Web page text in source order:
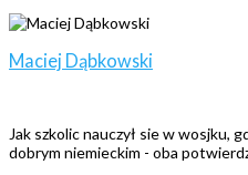
Maciej Dąbkowski
Jak szkolic nauczył sie w wosjku,
dobrym niemieckim - oba